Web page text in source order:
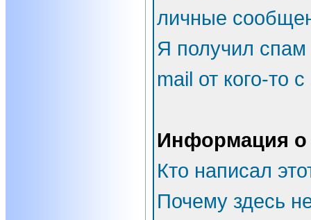
личные
Я получил
mail от кого-то
Информация о
Кто написал
Почему здесь